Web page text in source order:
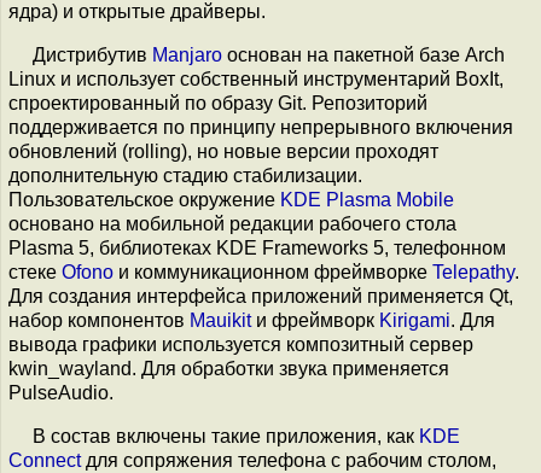
ядра) и открытые драйверы.
Дистрибутив Manjaro основан на пакетной базе Arch
Linux и использует собственный инструментарий BoxIt,
спроектированный по образу Git. Репозиторий
поддерживается по принципу непрерывного включения
обновлений (rolling), но новые версии проходят
дополнительную стадию стабилизации.
Пользовательское окружение KDE Plasma Mobile
основано на мобильной редакции рабочего стола
Plasma 5, библиотеках KDE Frameworks 5, телефонном
стеке Ofono и коммуникационном фреймворке Telepathy.
Для создания интерфейса приложений применяется Qt,
набор компонентов Mauikitи фреймворк Kirigami. Для
вывода графики используется композитный сервер
kwin_wayland. Для обработки звука применяется
PulseAudio.
В состав включены такие приложения, как KDE
Connectдля сопряжения телефона с рабочим столом,